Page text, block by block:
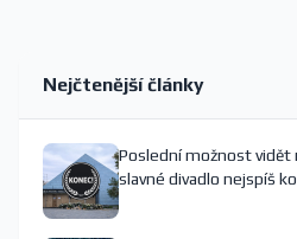
Nejčtenější články
Poslední možnost vidět
slavné divadlo nejspíš